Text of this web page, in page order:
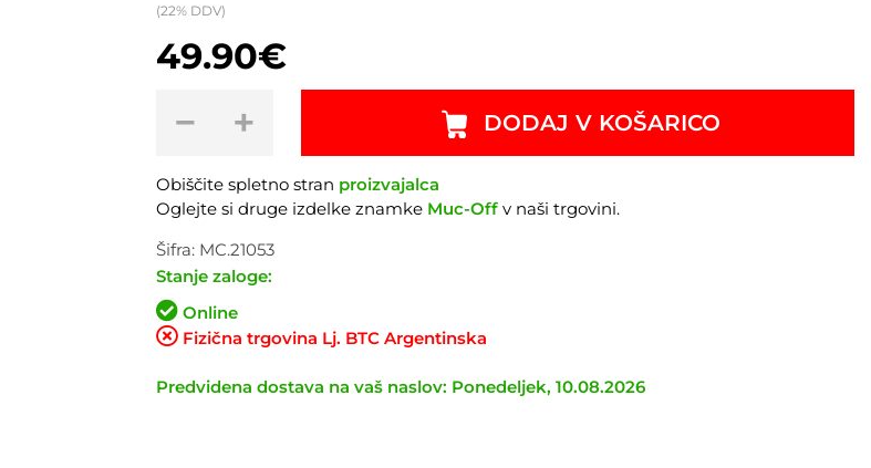
49.90€
(22% DDV)
−
krmilo
MUC-
OFF
Explorer
Bar
Bag
2.4L
količina
+ DODAJ V KOŠARICO
Obiščite spletno stran proizvajalca
Oglejte si druge izdelke znamke Muc-Off v naši trgovini.
Šifra: MC.21053
Stanje zaloge:
Online
Fizična trgovina Lj. BTC Argentinska
Predvidena dostava na vaš naslov: Ponedeljek, 10.08.2026